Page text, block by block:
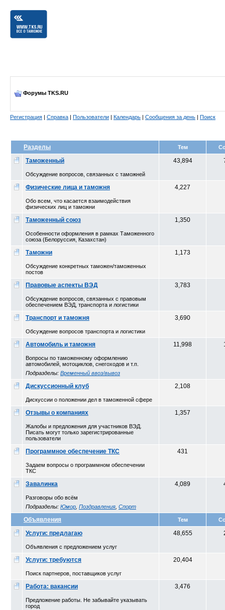
Форумы TKS.RU
Регистрация | Справка | Пользователи | Календарь | Сообщения за день | Поиск
Разделы Тем
Таможенный
Обсуждение вопросов, связанных с таможней
43,894
Физические лица и таможня
Обо всем, что касается взаимодействия
физических лиц и таможни
4,227
Таможенный союз
Особенности оформления в рамках Таможенного
союза (Белоруссия, Казахстан)
1,350
Таможни
Обсуждение конкретных таможен/таможенных
постов
1,173
Правовые аспекты ВЭД
Обсуждение вопросов, связанных с правовым
обеспечением ВЭД, транспорта и логистики
3,783
Транспорт и таможня
Обсуждение вопросов транспорта и логистики
3,690
Автомобиль и таможня
Вопросы по таможенному оформлению
автомобилей, мотоциклов, снегоходов и т.п.
Подразделы: Временный ввоз/вывоз
11,998
Дискуссионный клуб
Дискуссии о положении дел в таможенной сфере
2,108
Отзывы о компаниях
Жалобы и предложения для участников ВЭД.
Писать могут только зарегистрированные
пользователи
1,357
Программное обеспечение ТКС
Задаем вопросы о программном обеспечении
ТКС
431
Завалинка
Разговоры обо всём
Подразделы: Юмор Поздравления Спорт
4,089
Объявления Тем
Услуги: предлагаю
Объявления с предложением услуг
48,655
Услуги: требуются
Поиск партнеров, поставщиков услуг
20,404
Работа: вакансии
Предложение работы. Не забывайте указывать
город
3,476